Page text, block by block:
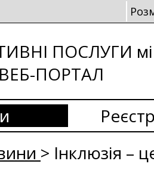
ПОСЛУГИ
ПОРТАЛ
> Інклюзія –